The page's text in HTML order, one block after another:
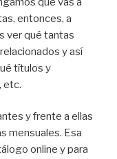
entonces, a
ver qué tantas
y así
títulos y
etc.
y frente a ellas
mensuales. Esa
online y para